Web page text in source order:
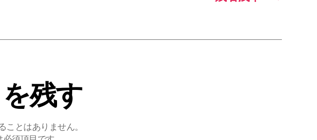
残す
ことはありません。